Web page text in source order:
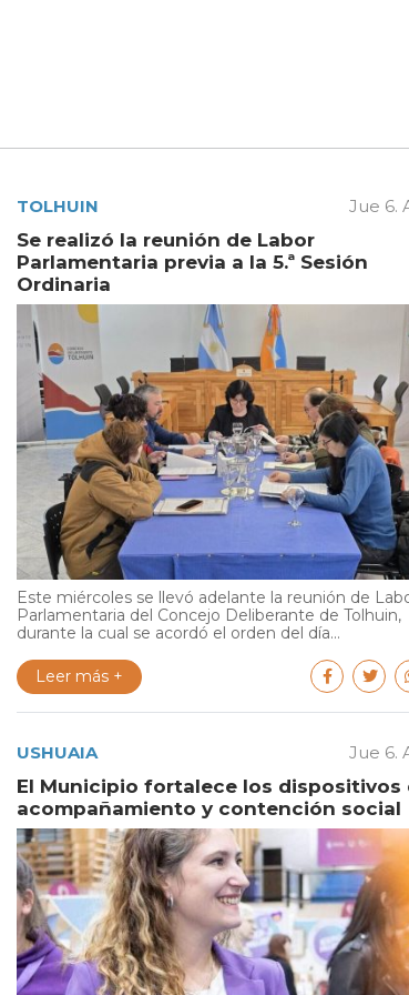
TOLHUIN Jue 6.
Se realizó la reunión de Labor
Parlamentaria previa a la 5.ª Sesión
Ordinaria
Este miércoles se llevó adelante la reunión de
Parlamentaria del Concejo Deliberante de Tolhuin,
durante la cual se acordó el orden del día...
Leer más +
USHUAIA Jue 6.
El Municipio fortalece los dispositivos
acompañamiento y contención social